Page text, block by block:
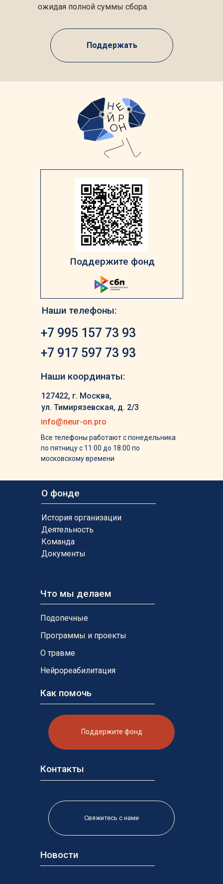
ожидая полной суммы сбора.
Поддержать
+7 917 597 73 93
+7 995 157 73 93
info@neur-on.pro
Наши телефоны:
Наши координаты:
127422, г. Москва,
ул. Тимирязевская, д. 2/3
Поддержите фонд
История организации
Деятельность
Команда
Документы
Все телефоны работают с понедельника
по пятницу с 11:00 до 18:00 по
московскому времени
Контакты
Новости
О фонде
Как помочь
Что мы делаем
Программы и проекты
Нейрореабилитация
О травме
Подопечные
Поддержите фонд
Свяжитесь с нами